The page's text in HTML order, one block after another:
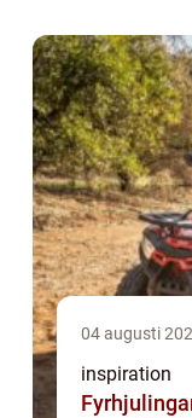
04 augusti
inspiration
Fyrhjulingar till salu